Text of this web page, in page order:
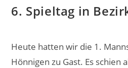
6. Spieltag in
Heute hatten wir die 1.
Hönnigen zu Gast. Es schien